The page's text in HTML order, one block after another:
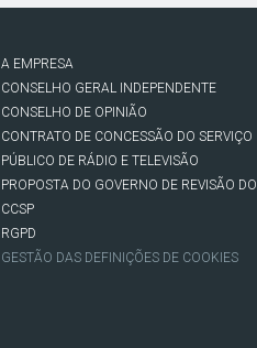
A EMPRESA
CONSELHO GERAL INDEPENDENTE
CONSELHO DE OPINIÃO
CONTRATO DE CONCESSÃO DO SERVIÇO
PÚBLICO DE RÁDIO E TELEVISÃO
PROPOSTA DO GOVERNO DE REVISÃO DO
CCSP
RGPD
GESTÃO DAS DEFINIÇÕES DE COOKIES